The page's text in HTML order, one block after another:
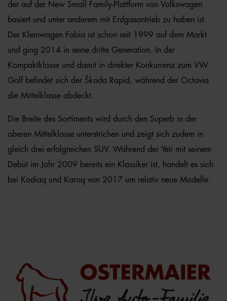
der auf der New Small Family-Plattform von Volkswagen
basiert und unter anderem mit Erdgasantrieb zu haben ist.
Der Kleinwagen Fabia ist schon seit 1999 auf dem Markt
und ging 2014 in seine dritte Generation. In der
Kompaktklasse und damit in direkter Konkurrenz zum VW
Golf befindet sich der Škoda Rapid, während der Octavia
die Mittelklasse abdeckt.
Die Breite des Sortiments wird durch den Superb in der
oberen Mittelklasse unterstrichen und zeigt sich zudem in
gleich drei erfolgreichen SUV. Während der Yeti mit seinem
Debüt im Jahr 2009 bereits ein Klassiker ist, handelt es sich
bei Kodiaq und Karoq von 2017 um relativ neue Modelle.